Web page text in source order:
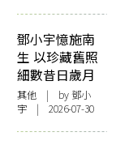
鄧小宇憶施南
生 以珍藏舊照
細數昔日歲月
其他 | by 鄧小
宇 | 2026-07-30